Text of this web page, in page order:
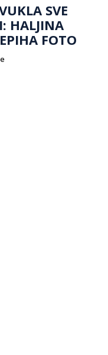
SVE
HALJINA
FOTO